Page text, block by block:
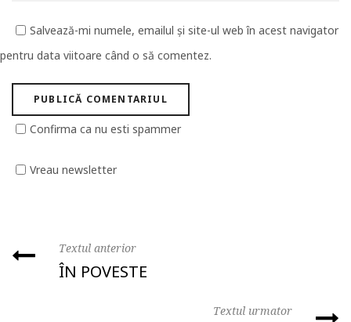
Salvează-mi numele, emailul și site-ul web în acest navigator
pentru data viitoare când o să comentez.
Confirma ca nu esti spammer
Vreau newsletter
Textul anterior
ÎN POVESTE
Textul urmator